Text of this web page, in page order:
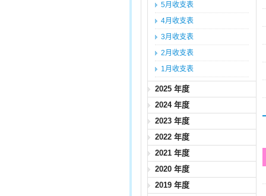
5月收支表
4月收支表
3月收支表
2月收支表
1月收支表
2025 年度
2024 年度
2023 年度
2022 年度
2021 年度
2020 年度
2019 年度